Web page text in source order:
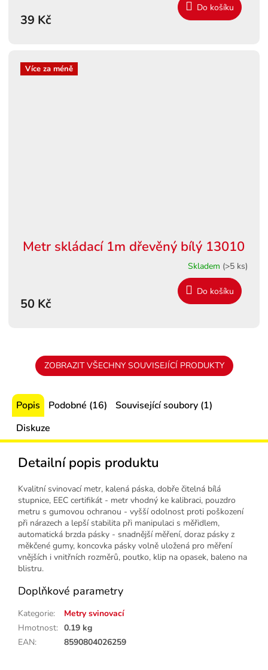
39 Kč
Do košíku
Více za méně
Metr skládací 1m dřevěný bílý 13010
Skladem (>5 ks)
50 Kč
Do košíku
ZOBRAZIT VŠECHNY SOUVISEJÍCÍ PRODUKTY
Popis Podobné (16)
Související soubory (1)
Diskuze
Detailní popis produktu
Kvalitní svinovací metr, kalená páska, dobře čitelná bílá
stupnice, EEC certifikát - metr vhodný ke kalibraci, pouzdro
metru s gumovou ochranou - vyšší odolnost proti poškození
při nárazech a lepší stabilita při manipulaci s měřidlem,
automatická brzda pásky - snadnější měření, doraz pásky z
měkčené gumy, koncovka pásky volně uložená pro měření
vnějších i vnitřních rozměrů, poutko, klip na opasek, baleno na
blistru.
Doplňkové parametry
Kategorie:
Metry svinovací
Hmotnost: 0.19 kg
EAN: 8590804026259